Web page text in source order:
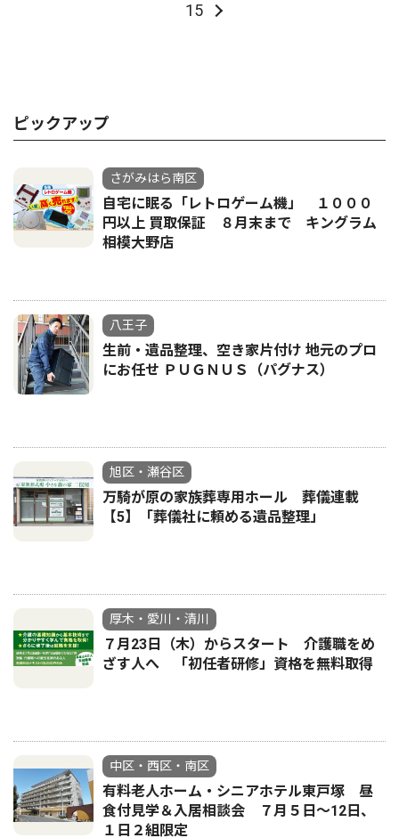
15
ピックアップ
さがみはら南区
自宅に眠る「レトロゲーム機」 １０００
円以上 買取保証 ８月末まで キングラム
相模大野店
八王子
生前・遺品整理、空き家片付け 地元のプロ
にお任せ ＰＵＧＮＵＳ（パグナス）
旭区・瀬谷区
万騎が原の家族葬専用ホール 葬儀連載
【5】「葬儀社に頼める遺品整理」
厚木・愛川・清川
７月23日（木）からスタート 介護職をめ
ざす人へ 「初任者研修」資格を無料取得
中区・西区・南区
有料老人ホーム・シニアホテル東戸塚 昼
食付見学＆入居相談会 ７月５日〜12日、
１日２組限定